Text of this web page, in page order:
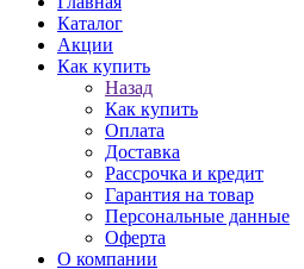
Каталог
Акции
Как купить
Назад
Как купить
Оплата
Доставка
Рассрочка и кредит
Гарантия на товар
Персональные данные
Оферта
О компании